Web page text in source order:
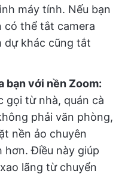
máy tính. Nếu bạn
có thể tắt camera
dự khác cũng tắt
bạn với nền Zoom:
gọi từ nhà, quán cà
phải văn phòng,
nền ảo chuyên
hơn. Điều này giúp
lãng từ chuyển